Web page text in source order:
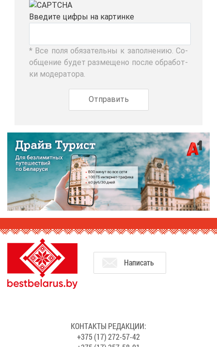
Вве­ди­те циф­ры на кар­тин­ке
* Все по­ля обя­за­тель­ны к за­пол­не­нию. Со­
об­ще­ние бу­дет раз­ме­ще­но по­сле об­ра­бот­
ки мо­де­ра­то­ра.
На­пи­сать
КОН­ТАК­ТЫ РЕ­ДАК­ЦИИ:
+375 (17) 272-57-42